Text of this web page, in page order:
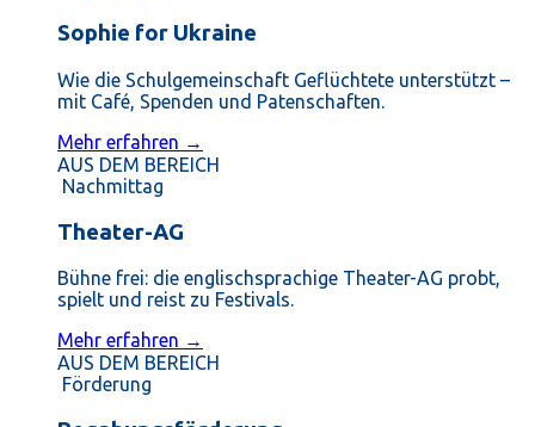
Sophie for Ukraine
Wie die Schulgemeinschaft Geflüchtete unterstützt –
mit Café, Spenden und Patenschaften.
Mehr erfahren →
AUS DEM BEREICH
Nachmittag
Theater-AG
Bühne frei: die englischsprachige Theater-AG probt,
spielt und reist zu Festivals.
Mehr erfahren →
AUS DEM BEREICH
Förderung